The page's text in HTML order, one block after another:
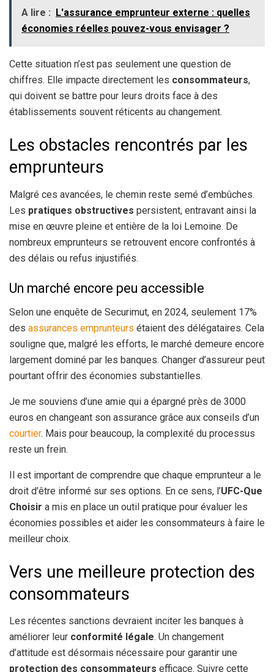
A lire :
L'assurance emprunteur externe : quelles
économies réelles pouvez-vous envisager ?
Cette situation n’est pas seulement une question de
chiffres. Elle impacte directement les consommateurs,
qui doivent se battre pour leurs droits face à des
établissements souvent réticents au changement.
Les obstacles rencontrés par les
emprunteurs
Malgré ces avancées, le chemin reste semé d’embûches.
Les pratiques obstructives persistent, entravant ainsi la
mise en œuvre pleine et entière de la loi Lemoine. De
nombreux emprunteurs se retrouvent encore confrontés à
des délais ou refus injustifiés.
Un marché encore peu accessible
Selon une enquête de Securimut, en 2024, seulement 17%
des assurances emprunteurs étaient des délégataires. Cela
souligne que, malgré les efforts, le marché demeure encore
largement dominé par les banques. Changer d’assureur peut
pourtant offrir des économies substantielles.
Je me souviens d’une amie qui a épargné près de 3000
euros en changeant son assurance grâce aux conseils d’un
courtier. Mais pour beaucoup, la complexité du processus
reste un frein.
Il est important de comprendre que chaque emprunteur a le
droit d’être informé sur ses options. En ce sens, l’UFC-Que
Choisir a mis en place un outil pratique pour évaluer les
économies possibles et aider les consommateurs à faire le
meilleur choix.
Vers une meilleure protection des
consommateurs
Les récentes sanctions devraient inciter les banques à
améliorer leur conformité légale. Un changement
d’attitude est désormais nécessaire pour garantir une
protection des consommateurs efficace. Suivre cette